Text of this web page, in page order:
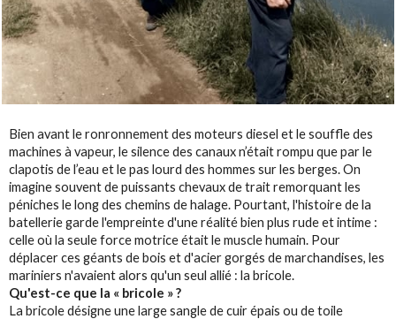
Bien avant le ronronnement des moteurs diesel et le souffle des
machines à vapeur, le silence des canaux n’était rompu que par le
clapotis de l’eau et le pas lourd des hommes sur les berges. On
imagine souvent de puissants chevaux de trait remorquant les
péniches le long des chemins de halage. Pourtant, l'histoire de la
batellerie garde l'empreinte d'une réalité bien plus rude et intime :
celle où la seule force motrice était le muscle humain. Pour
déplacer ces géants de bois et d'acier gorgés de marchandises, les
mariniers n'avaient alors qu'un seul allié : la bricole.
Qu'est-ce que la « bricole » ?
La bricole désigne une large sangle de cuir épais ou de toile